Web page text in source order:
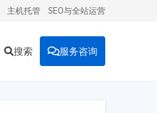
主机托管 SEO与全站运营
搜索 服务咨询